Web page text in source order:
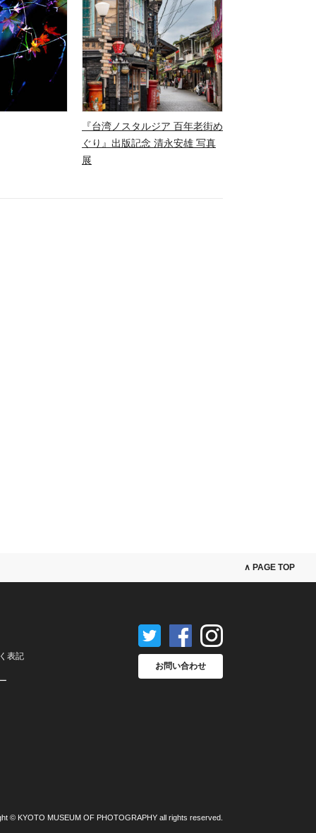
『台湾ノスタルジア 百年老街め
ぐり』出版記念 清永安雄 写真
展
∧ PAGE TOP
表記
お問い合わせ
© KYOTO MUSEUM OF PHOTOGRAPHY all rights reserved.